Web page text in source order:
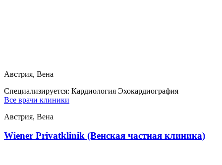
Австрия, Вена
Специализируется: Кардиология Эхокардиография
Все врачи клиники
Австрия, Вена
Wiener Privatklinik (Венская частная клиника)